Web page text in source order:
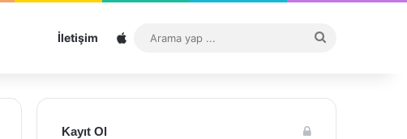
İletişim Sitemap
...
Kayıt Ol